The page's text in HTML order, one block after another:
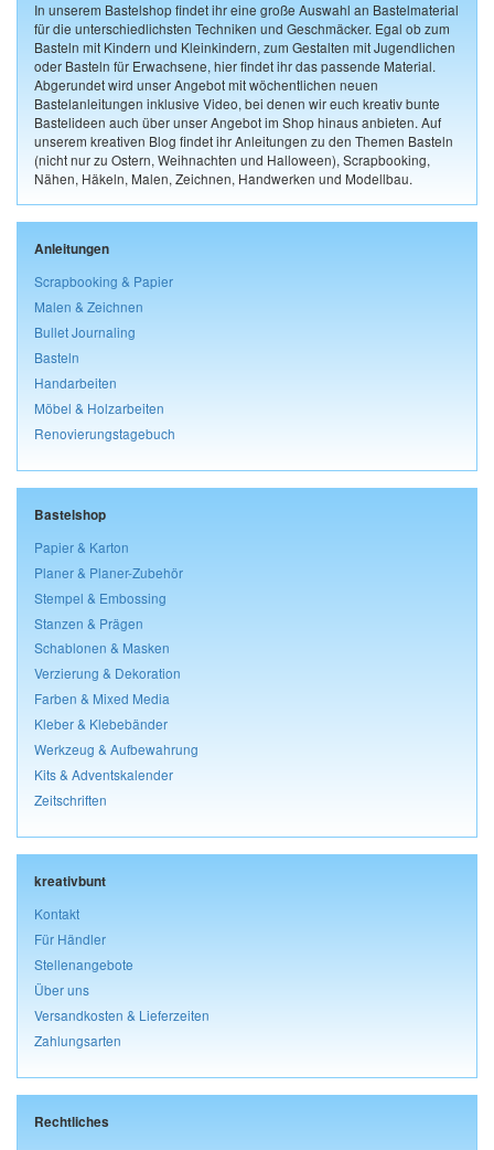
In unserem Bastelshop findet ihr eine große Auswahl an Bastelmaterial
für die unterschiedlichsten Techniken und Geschmäcker. Egal ob zum
Basteln mit Kindern und Kleinkindern, zum Gestalten mit Jugendlichen
oder Basteln für Erwachsene, hier findet ihr das passende Material.
Abgerundet wird unser Angebot mit wöchentlichen neuen
Bastelanleitungen inklusive Video, bei denen wir euch kreativ bunte
Bastelideen auch über unser Angebot im Shop hinaus anbieten. Auf
unserem kreativen Blog findet ihr Anleitungen zu den Themen Basteln
(nicht nur zu Ostern, Weihnachten und Halloween), Scrapbooking,
Nähen, Häkeln, Malen, Zeichnen, Handwerken und Modellbau.
Anleitungen
Scrapbooking & Papier
Malen & Zeichnen
Bullet Journaling
Basteln
Handarbeiten
Möbel & Holzarbeiten
Renovierungstagebuch
Bastelshop
Papier & Karton
Planer & Planer-Zubehör
Stempel & Embossing
Stanzen & Prägen
Schablonen & Masken
Verzierung & Dekoration
Farben & Mixed Media
Kleber & Klebebänder
Werkzeug & Aufbewahrung
Kits & Adventskalender
Zeitschriften
kreativbunt
Kontakt
Für Händler
Stellenangebote
Über uns
Versandkosten & Lieferzeiten
Zahlungsarten
Rechtliches